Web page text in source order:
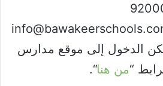
الدخول إلى موقع مدارس
“من هنا“.